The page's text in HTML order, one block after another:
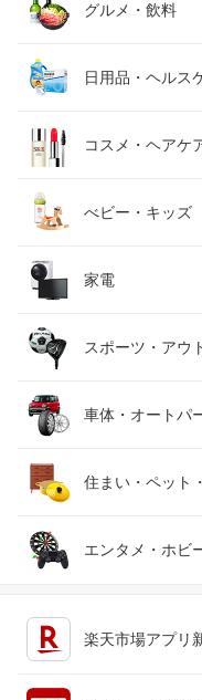
レディースファ
メンズファッシ
キッズファッシ
ベビーファッシ
インナー・下着
バッグ・小物・
靴
腕時計
ジュエリー・ア
グルメ・飲料
食品
スイーツ・お菓
水・ソフトドリ
ビール・洋酒
ワイン
日本酒・焼酎
日用品・ヘルス
日用品雑貨・文
ダイエット・健康
医薬品・コンタ
コスメ・ヘアケ
美容・コスメ・
べビー・キッズ
キッズ・ベビー
おもちゃ
家電
家電
TV・オーディオ
スマートフォン
パソコン・周辺
スポーツ・アウ
スポーツ・アウ
ゴルフ
車体・オートパ
車用品・バイク
車・バイク
住まい・ペット
インテリア・寝
エンタメ・ホビ
楽天市場アプリ